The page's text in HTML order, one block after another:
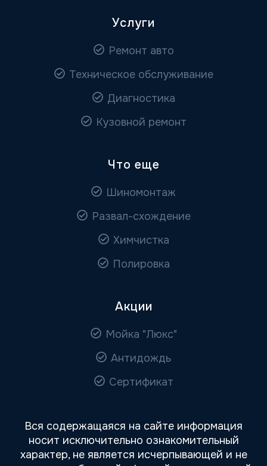
Услуги
Ремонт авто
Техническое обслуживание
Диагностика
Кузовной ремонт
Что еще
Шиномонтаж
Развал-схождение
Химчистка
Полировка
Акции
Мойка "Люкс"
Антидождь
Сертификат
Вся содержащаяся на сайте информация
носит исключительно ознакомительный
характер, не является исчерпывающей и не